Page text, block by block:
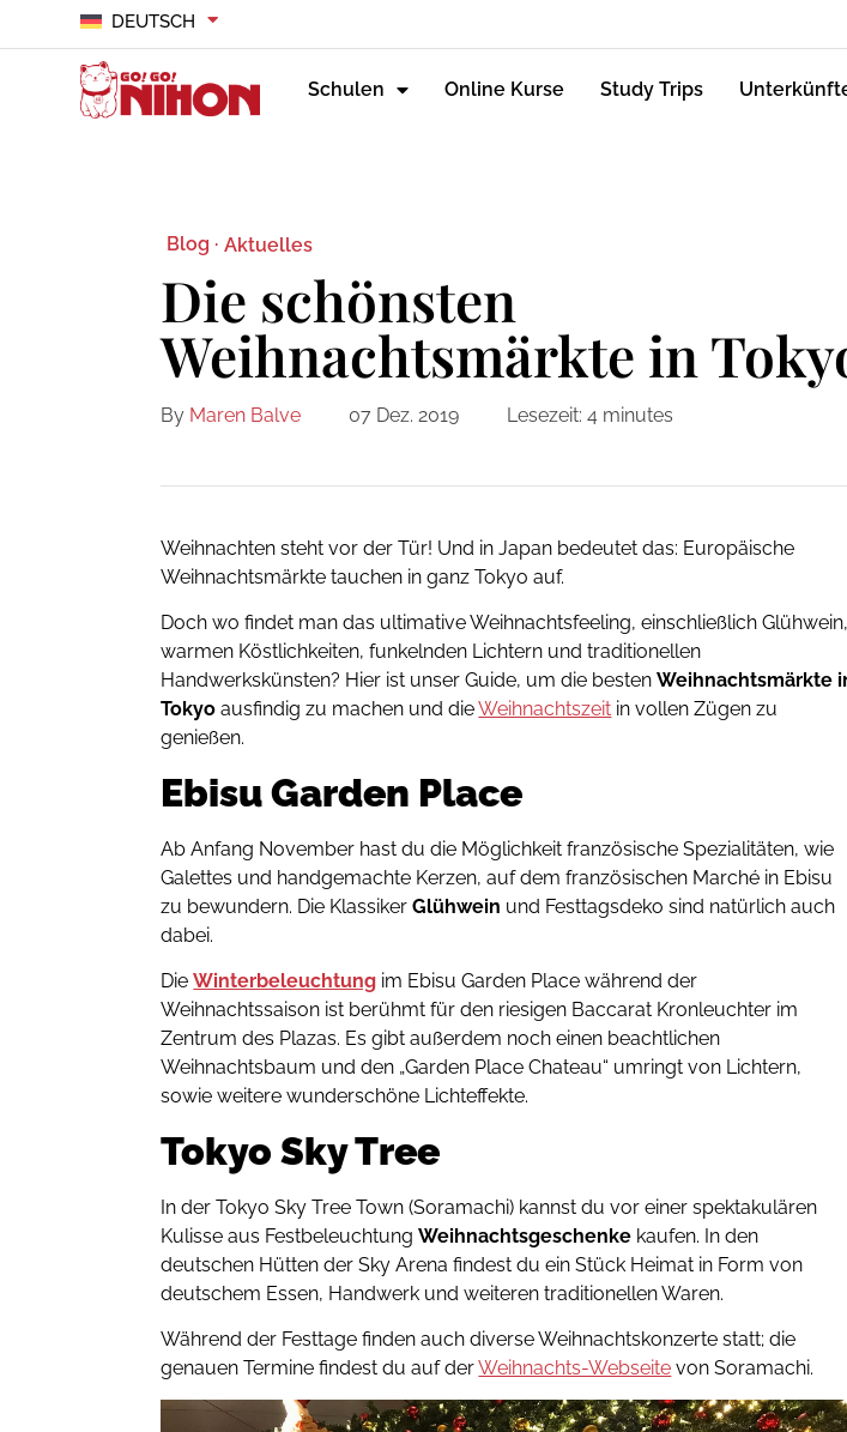
DEUTSCH
Schulen Online Kurse Study Trips
Blog · Aktuelles
Die schönsten
Weihnachtsmärkte in
By Maren Balve 07 Dez. 2019 Lesezeit: 4 minutes
Weihnachten steht vor der Tür! Und in Japan bedeutet das: Europäische
Weihnachtsmärkte tauchen in ganz Tokyo auf.
Doch wo findet man das ultimative Weihnachtsfeeling, einschließlich Glühwein,
warmen Köstlichkeiten, funkelnden Lichtern und traditionellen
Handwerkskünsten? Hier ist unser Guide, um die bestenWeihnachtsmärkte
Tokyo ausfindig zu machen und dieWeihnachtszeit in vollen Zügen zu
genießen.
Ebisu Garden Place
Ab Anfang November hast du die Möglichkeit französische Spezialitäten, wie
Galettes und handgemachte Kerzen, auf dem französischen Marché in Ebisu
zu bewundern. Die KlassikerGlühwein und Festtagsdeko sind natürlich auch
dabei.
DieWinterbeleuchtung im Ebisu Garden Place während der
Weihnachtssaison ist berühmt für den riesigen Baccarat Kronleuchter im
Zentrum des Plazas. Es gibt außerdem noch einen beachtlichen
Weihnachtsbaum und den „Garden Place Chateau“ umringt von Lichtern,
sowie weitere wunderschöne Lichteffekte.
Tokyo Sky Tree
In der Tokyo Sky Tree Town (Soramachi) kannst du vor einer spektakulären
Kulisse aus FestbeleuchtungWeihnachtsgeschenke kaufen. In den
deutschen Hütten der Sky Arena findest du ein Stück Heimat in Form von
deutschem Essen, Handwerk und weiteren traditionellen Waren.
Während der Festtage finden auch diverse Weihnachtskonzerte statt; die
genauen Termine findest du auf derWeihnachts-Webseite von Soramachi.